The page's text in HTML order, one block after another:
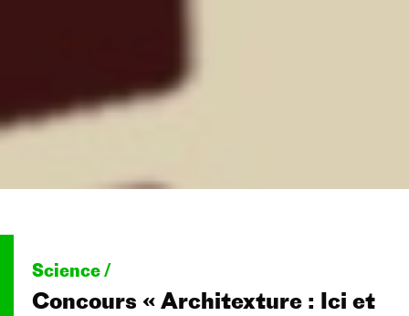
Science /
Concours « Architexture : Ici et